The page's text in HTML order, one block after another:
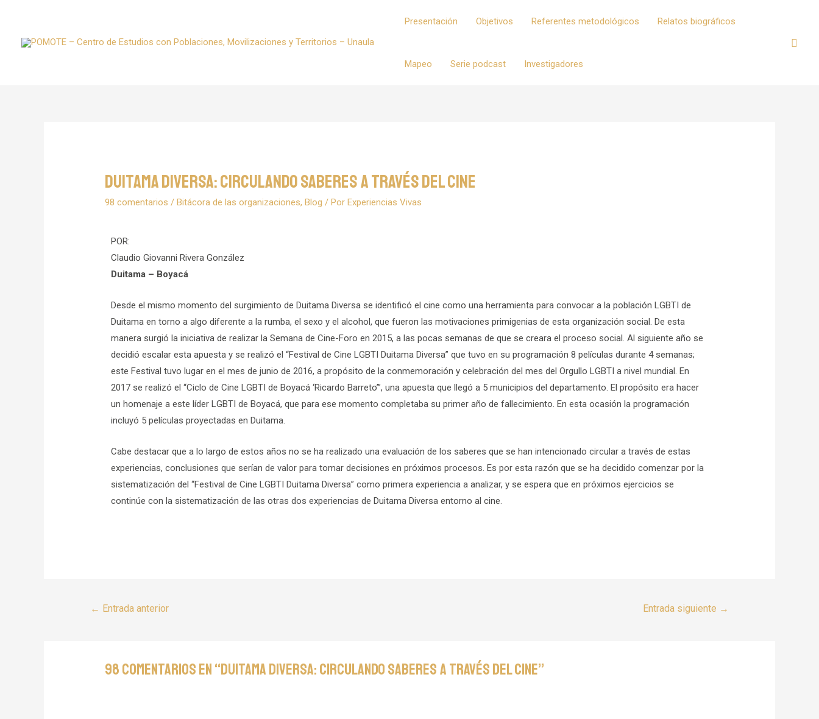
Presentación Objetivos Referentes metodológicos Relatos biográficos
Mapeo Serie podcast Investigadores
Duitama Diversa: circulando saberes a través del cine
98 comentarios /Bitácora de las organizaciones,Blog / PorExperiencias Vivas
POR:
Claudio Giovanni Rivera González
Duitama – Boyacá
Desde el mismo momento del surgimiento de Duitama Diversa se identificó el cine como una herramienta para convocar a la población LGBTI de
Duitama en torno a algo diferente a la rumba, el sexo y el alcohol, que fueron las motivaciones primigenias de esta organización social. De esta
manera surgió la iniciativa de realizar la Semana de Cine-Foro en 2015, a las pocas semanas de que se creara el proceso social. Al siguiente año se
decidió escalar esta apuesta y se realizó el “Festival de Cine LGBTI Duitama Diversa” que tuvo en su programación 8 películas durante 4 semanas;
este Festival tuvo lugar en el mes de junio de 2016, a propósito de la conmemoración y celebración del mes del Orgullo LGBTI a nivel mundial. En
2017 se realizó el “Ciclo de Cine LGBTI de Boyacá ‘Ricardo Barreto’”, una apuesta que llegó a 5 municipios del departamento. El propósito era hacer
un homenaje a este líder LGBTI de Boyacá, que para ese momento completaba su primer año de fallecimiento. En esta ocasión la programación
incluyó 5 películas proyectadas en Duitama.
Cabe destacar que a lo largo de estos años no se ha realizado una evaluación de los saberes que se han intencionado circular a través de estas
experiencias, conclusiones que serían de valor para tomar decisiones en próximos procesos. Es por esta razón que se ha decidido comenzar por la
sistematización del “Festival de Cine LGBTI Duitama Diversa” como primera experiencia a analizar, y se espera que en próximos ejercicios se
continúe con la sistematización de las otras dos experiencias de Duitama Diversa entorno al cine.
← Entrada anterior Entrada siguiente →
98 comentarios en “Duitama Diversa: circulando saberes a través del cine”